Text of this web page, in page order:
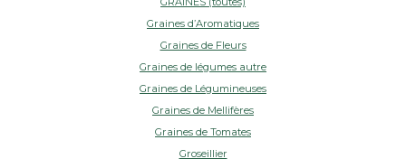
Graines d’Aromatiques
Graines de Fleurs
Graines de légumes autre
Graines de Légumineuses
Graines de Mellifères
Graines de Tomates
Groseillier